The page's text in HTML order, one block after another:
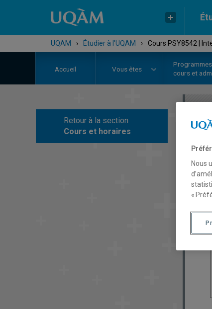
UQAM › Étudier à l'UQAM › Cours PSY8542 |
Accueil Vous êtes
Programmes,
cours et
Retour à la section
Cours et horaires
Nous
«